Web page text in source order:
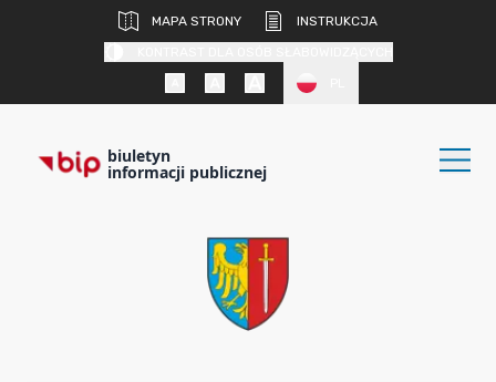
MAPA STRONY
INSTRUKCJA
biuletyn
informacji publicznej